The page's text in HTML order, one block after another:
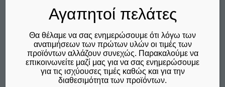
€1.300,00
Σύγκριση
through
€700,00
Σύγκριση
Αγαπητοί πελάτες
Θα θέλαμε να σας ενημερώσουμε ότι λόγω των
ανατιμήσεων των πρώτων υλών οι τιμές των
προϊόντων αλλάζουν συνεχώς. Παρακαλούμε να
επικοινωνείτε μαζί μας για να σας ενημερώσουμε
για τις ισχύουσες τιμές καθώς και για την
διαθεσιμότητα των προϊόντων.